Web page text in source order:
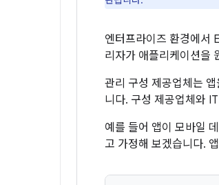
엔터프라이즈 환경에서
리자가 애플리케이션을
관리 구성 제공업체는
니다. 구성 제공업체와
예를 들어 앱이 모바일
고 가정해 보겠습니다.